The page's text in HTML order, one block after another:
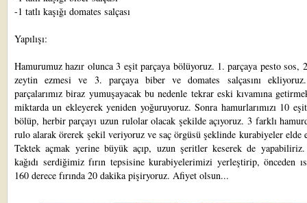
-1 tatlı kaşığı domates salçası
Yapılışı:
Hamurumuz hazır olunca 3 eşit parçaya bölüyoruz. 1. parçaya pesto sos,
zeytin ezmesi ve 3. parçaya biber ve domates salçasını
parçalarımız biraz yumuşayacak bu nedenle tekrar eski kıvamına
miktarda un ekleyerek yeniden yoğuruyoruz. Sonra hamurlarımızı 10
bölüp, herbir parçayı uzun rulolar olacak şekilde açıyoruz. 3 farklı
rulo alarak örerek şekil veriyoruz ve saç örgüsü şeklinde kurabiyeler elde
Tektek açmak yerine büyük açıp, uzun şeritler keserek de
kağıdı serdiğimiz fırın tepsisine kurabiyelerimizi yerleştirip, önceden
160 derece fırında 20 dakika pişiryoruz. Afiyet olsun...